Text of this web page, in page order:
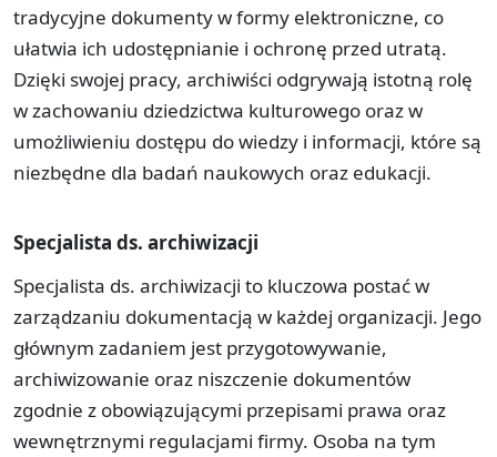
tradycyjne dokumenty w formy elektroniczne, co
ułatwia ich udostępnianie i ochronę przed utratą.
Dzięki swojej pracy, archiwiści odgrywają istotną rolę
w zachowaniu dziedzictwa kulturowego oraz w
umożliwieniu dostępu do wiedzy i informacji, które są
niezbędne dla badań naukowych oraz edukacji.
Specjalista ds. archiwizacji
Specjalista ds. archiwizacji to kluczowa postać w
zarządzaniu dokumentacją w każdej organizacji. Jego
głównym zadaniem jest przygotowywanie,
archiwizowanie oraz niszczenie dokumentów
zgodnie z obowiązującymi przepisami prawa oraz
wewnętrznymi regulacjami firmy. Osoba na tym